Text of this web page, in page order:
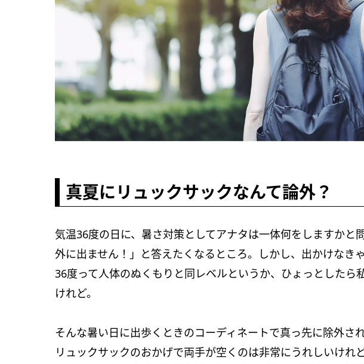
真夏にリュックサックなんて論外？
気温36度の日に、暑さ対策としてアナタは一体何をしますかと
外に出ません！」と答えたくなるところ。しかし、出かけなき
36度って人体のぬくもりと同レベルというか、ひょっとしたら
けれど。
そんな暑い日に出歩くときのコーディネートで真っ先に除外さ
リュックサックのおかげで両手が空くのは非常にうれしいけれ